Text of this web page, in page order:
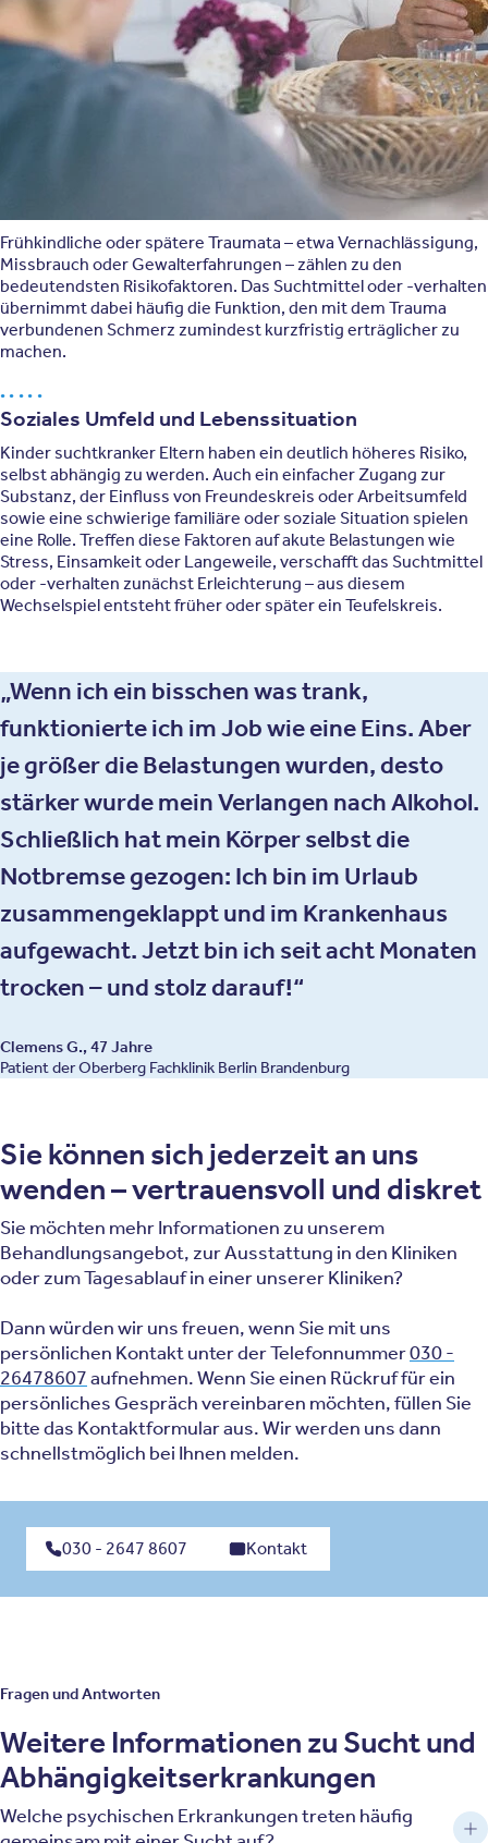
Psychische Vorbelastung
Vorbestehende psychische Erkrankungen wie Depressionen,
Angststörungen oder ADHS, ein geringes Selbstwertgefühl und
wenig ausgeprägte Problemlösestrategien erhöhen die
Anfälligkeit für eine Suchterkrankung.
Frühkindliche oder spätere Traumata – etwa Vernachlässigung,
Missbrauch oder Gewalterfahrungen – zählen zu den
bedeutendsten Risikofaktoren. Das Suchtmittel oder -verhalten
übernimmt dabei häufig die Funktion, den mit dem Trauma
verbundenen Schmerz zumindest kurzfristig erträglicher zu
machen.
Soziales Umfeld und Lebenssituation
Kinder suchtkranker Eltern haben ein deutlich höheres Risiko,
selbst abhängig zu werden. Auch ein einfacher Zugang zur
Substanz, der Einfluss von Freundeskreis oder Arbeitsumfeld
sowie eine schwierige familiäre oder soziale Situation spielen
eine Rolle. Treffen diese Faktoren auf akute Belastungen wie
Stress, Einsamkeit oder Langeweile, verschafft das Suchtmittel
oder -verhalten zunächst Erleichterung – aus diesem
Wechselspiel entsteht früher oder später ein Teufelskreis.
Wenn ich ein bisschen was trank,
funktionierte ich im Job wie eine Eins. Aber
je größer die Belastungen wurden, desto
stärker wurde mein Verlangen nach Alkohol.
Schließlich hat mein Körper selbst die
Notbremse gezogen: Ich bin im Urlaub
zusammengeklappt und im Krankenhaus
aufgewacht. Jetzt bin ich seit acht Monaten
trocken – und stolz darauf!
Clemens G., 47 Jahre
Patient der Oberberg Fachklinik Berlin Brandenburg
Sie können sich jederzeit an uns
wenden – vertrauensvoll und diskret
Sie möchten mehr Informationen zu unserem
Behandlungsangebot, zur Ausstattung in den Kliniken
oder zum Tagesablauf in einer unserer Kliniken?
Dann würden wir uns freuen, wenn Sie mit uns
persönlichen Kontakt unter der Telefonnummer030 -
26478607aufnehmen. Wenn Sie einen Rückruf für ein
persönliches Gespräch vereinbaren möchten, füllen Sie
bitte das Kontaktformular aus. Wir werden uns dann
schnellstmöglich bei Ihnen melden.
030 - 2647 8607 Kontakt
Fragen und Antworten
Weitere Informationen zu Sucht und
Abhängigkeitserkrankungen
Welche psychischen Erkrankungen treten häufig